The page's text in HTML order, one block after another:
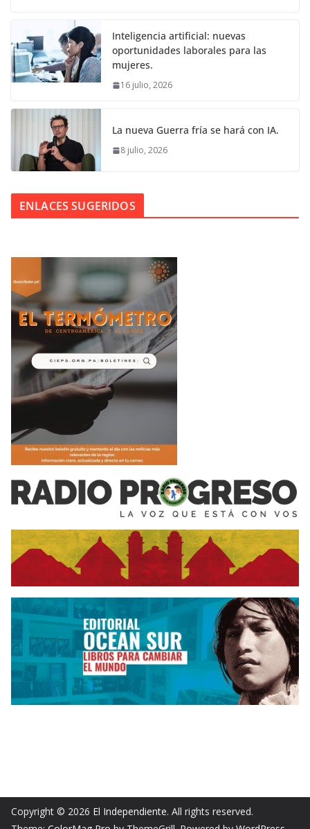
Inteligencia artificial: nuevas
oportunidades laborales para las
mujeres.
16 julio, 2026
La nueva Guerra fría se hará con IA.
8 julio, 2026
ENLACES SUGERIDOS
Copyright © 2026 El Independiente. All rights reserved.